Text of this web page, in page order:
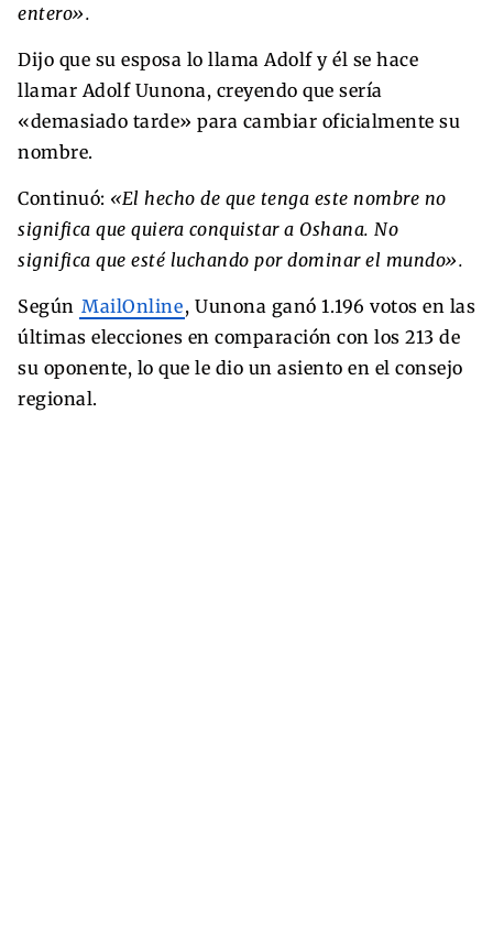
entero».
Dijo que su esposa lo llama Adolf y él se hace
llamar Adolf Uunona, creyendo que sería
«demasiado tarde» para cambiar oficialmente su
nombre.
Continuó: «El hecho de que tenga este nombre no
significa que quiera conquistar a Oshana. No
significa que esté luchando por dominar el mundo».
Según MailOnline, Uunona ganó 1.196 votos en las
últimas elecciones en comparación con los 213 de
su oponente, lo que le dio un asiento en el consejo
regional.